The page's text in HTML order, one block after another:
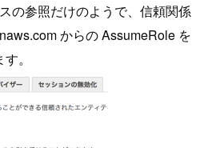
の参照だけのようで、信頼関係
からの AssumeRole を
。